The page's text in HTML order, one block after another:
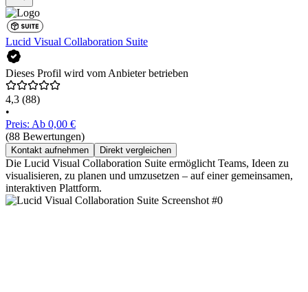
Lucid Visual Collaboration Suite
Dieses Profil wird vom Anbieter betrieben
4,3 (88)
•
Preis: Ab 0,00 €
(88 Bewertungen)
Kontakt aufnehmen Direkt vergleichen
Die Lucid Visual Collaboration Suite ermöglicht Teams, Ideen zu
visualisieren, zu planen und umzusetzen – auf einer gemeinsamen,
interaktiven Plattform.